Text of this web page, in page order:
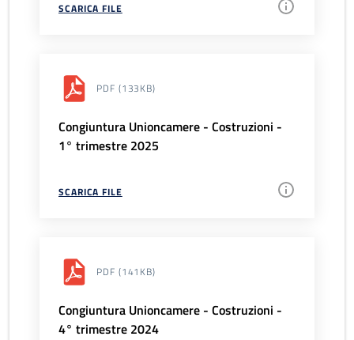
SCARICA FILE
PDF (133KB)
Congiuntura Unioncamere - Costruzioni -
1° trimestre 2025
SCARICA FILE
PDF (141KB)
Congiuntura Unioncamere - Costruzioni -
4° trimestre 2024